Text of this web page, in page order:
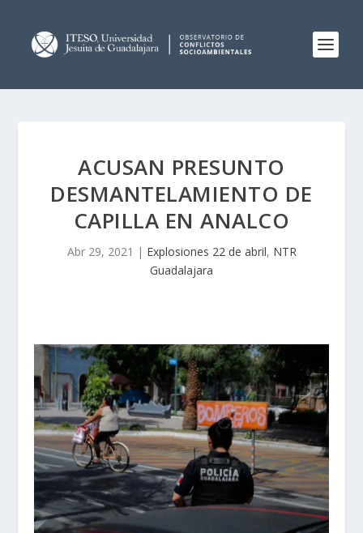
ACUSAN PRESUNTO
DESMANTELAMIENTO DE
CAPILLA EN ANALCO
Abr 29, 2021 | Explosiones 22 de abril, NTR
Guadalajara